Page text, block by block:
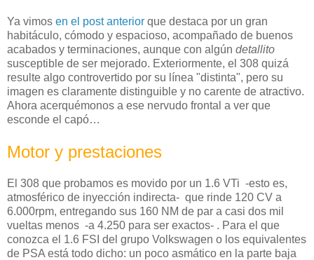
Ya vimos en el post anterior que destaca por un gran
habitáculo, cómodo y espacioso, acompañado de buenos
acabados y terminaciones, aunque con algún detallito
susceptible de ser mejorado. Exteriormente, el 308 quizá
resulte algo controvertido por su línea "distinta", pero su
imagen es claramente distinguible y no carente de atractivo.
Ahora acerquémonos a ese nervudo frontal a ver que
esconde el capó…
Motor y prestaciones
El 308 que probamos es movido por un 1.6 VTi -esto es,
atmosférico de inyección indirecta- que rinde 120 CV a
6.000rpm, entregando sus 160 NM de par a casi dos mil
vueltas menos -a 4.250 para ser exactos- . Para el que
conozca el 1.6 FSI del grupo Volkswagen o los equivalentes
de PSA está todo dicho: un poco asmático en la parte baja